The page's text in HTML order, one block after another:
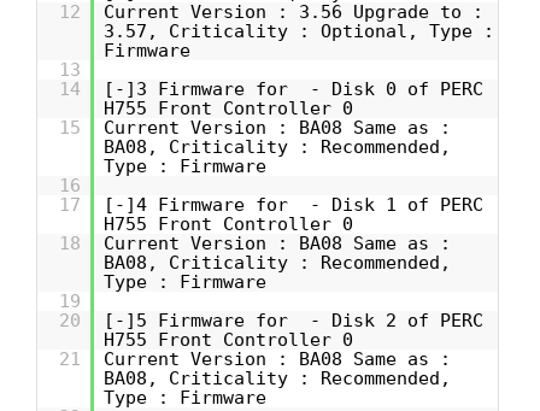
12
Current Version : 3.56 Upgrade to :
3.57, Criticality : Optional, Type :
Firmware
13
14
[-]3 Firmware for - Disk 0 of PERC
H755 Front Controller 0
15
Current Version : BA08 Same as :
BA08, Criticality : Recommended,
Type : Firmware
16
17
[-]4 Firmware for - Disk 1 of PERC
H755 Front Controller 0
18
Current Version : BA08 Same as :
BA08, Criticality : Recommended,
Type : Firmware
19
20
[-]5 Firmware for - Disk 2 of PERC
H755 Front Controller 0
21
Current Version : BA08 Same as :
BA08, Criticality : Recommended,
Type : Firmware